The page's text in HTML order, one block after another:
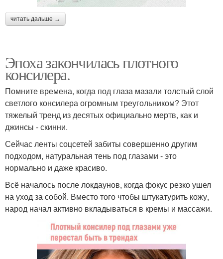
читать дальше →
Эпоха закончилась плотного
консилера.
Помните времена, когда под глаза мазали толстый слой
светлого консилера огромным треугольником? Этот
тяжелый тренд из десятых официально мертв, как и
джинсы - скинни.
Сейчас ленты соцсетей забиты совершенно другим
подходом, натуральная тень под глазами - это
нормально и даже красиво.
Всё началось после локдаунов, когда фокус резко ушел
на уход за собой. Вместо того чтобы штукатурить кожу,
народ начал активно вкладываться в кремы и массажи.